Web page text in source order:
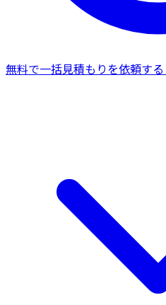
無料で一括見積もりを依頼する